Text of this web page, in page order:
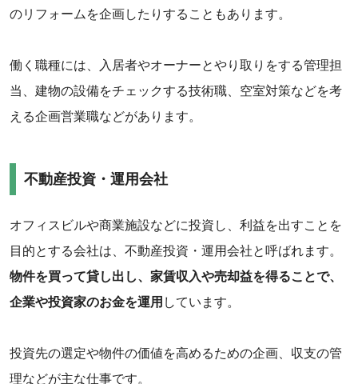
のリフォームを企画したりすることもあります。
働く職種には、入居者やオーナーとやり取りをする管理担
当、建物の設備をチェックする技術職、空室対策などを考
える企画営業職などがあります。
不動産投資・運用会社
オフィスビルや商業施設などに投資し、利益を出すことを
目的とする会社は、不動産投資・運用会社と呼ばれます。
物件を買って貸し出し、家賃収入や売却益を得ることで、
企業や投資家のお金を運用 しています。
投資先の選定や物件の価値を高めるための企画、収支の管
理などが主な仕事です。